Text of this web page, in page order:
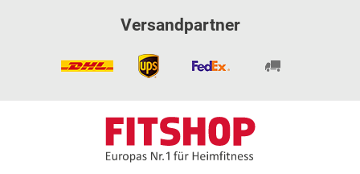
Versandpartner